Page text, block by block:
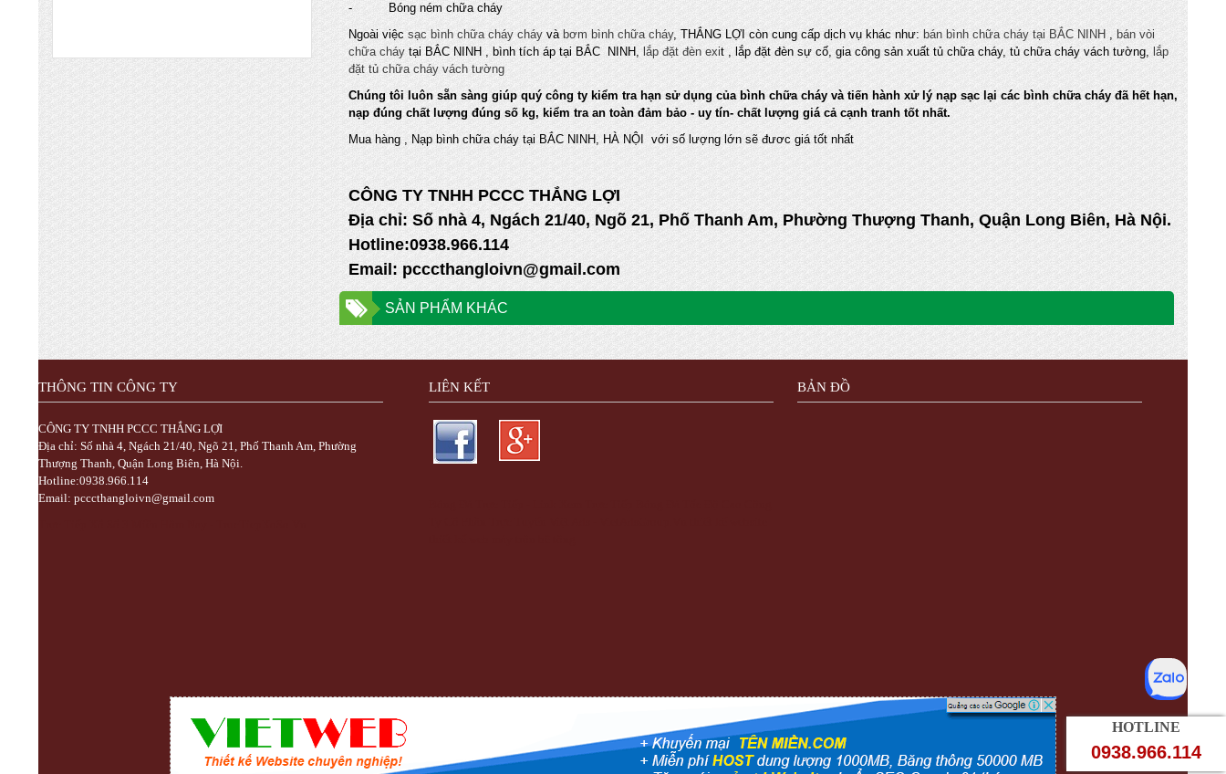
CHUYỂN MIỄN PHÍ TẠI TỈNH HƯNG
YÊN
Chuyên nhập khẩu và cung cấp trực tiếp
các mặt hàng bình chữa cháy, vòi chữa
cháy, tủ kệ chữa cháy, máy bơm chữa
cháy, hệ thống chữa cháy cạnh tranh nhất
- Bóng ném chữa cháy
Ngoài việc sạc bình chữa cháy cháy và bơm bình chữa cháy, THẮNG LỢI còn cung cấp dịch vụ khác như: bán bình chữa cháy tại BẮC NINH , bán vòi
chữa cháy tại BẮC NINH , bình tích áp tại BẮC NINH, lắp đặt đèn exit , lắp đặt đèn sự cố, gia công sản xuất tủ chữa cháy, tủ chữa cháy vách tường, lắp
đặt tủ chữa cháy vách tường
Chúng tôi luôn sẵn sàng giúp quý công ty kiểm tra hạn sử dụng của bình chữa cháy và tiến hành xử lý nạp sạc lại các bình chữa cháy đã hết hạn,
nạp đúng chất lượng đúng số kg, kiểm tra an toàn đảm bảo - uy tín- chất lượng giá cả cạnh tranh tốt nhất.
Mua hàng , Nạp bình chữa cháy tại BẮC NINH, HÀ NỘI với số lượng lớn sẽ đươc giá tốt nhất
CÔNG TY TNHH PCCC THẮNG LỢI
Địa chỉ: Số nhà 4, Ngách 21/40, Ngõ 21, Phố Thanh Am, Phường Thượng Thanh, Quận Long Biên, Hà Nội.
Hotline:0938.966.114
Email: pcccthangloivn@gmail.com
SẢN PHẨM KHÁC
THÔNG TIN CÔNG TY
CÔNG TY TNHH PCCC THẮNG LỢI
Địa chỉ: Số nhà 4, Ngách 21/40, Ngõ 21, Phố Thanh Am, Phường
Thượng Thanh, Quận Long Biên, Hà Nội.
Hotline:0938.966.114
Email: pcccthangloivn@gmail.com
LIÊN KẾT BẢN ĐỒ
HOTLINE
0938.966.114